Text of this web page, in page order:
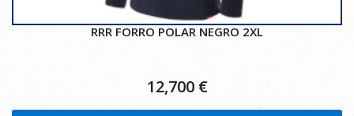
RRR FORRO POLAR NEGRO 2XL
12,700 €